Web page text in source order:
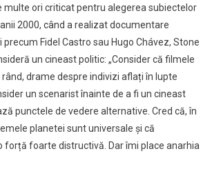
multe ori criticat pentru alegerea subiectelor
2000, când a realizat documentare
Fidel Castro sau Hugo Chávez, Stone
un cineast politic: „Consider că filmele
drame despre indivizi aflați în lupte
un scenarist înainte de a fi un cineast
punctele de vedere alternative. Cred că, în
planetei sunt universale și că
forță foarte distructivă. Dar îmi place anarhia